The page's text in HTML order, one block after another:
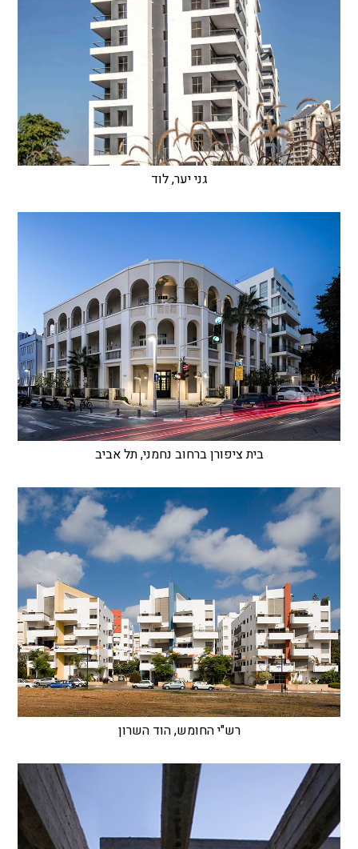
גני יער, לוד
בית ציפורן ברחוב נחמני, תל אביב
רש"י החומש, הוד השרון